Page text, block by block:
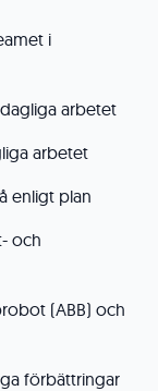
i
arbetet
arbetet
enligt plan
och
(ABB) och
förbättringar